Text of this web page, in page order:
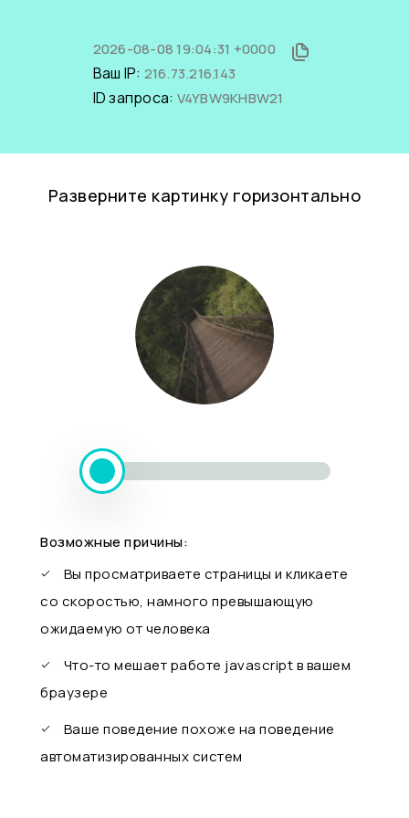
2026-08-08 19:04:31 +0000
Ваш IP: 216.73.216.143
ID запроса: V4YBW9KHBW21
Разверните картинку горизонтально
Возможные причины:
Вы просматриваете страницы и кликаете
со скоростью, намного превышающую
ожидаемую от человека
Что-то мешает работе javascript в вашем
браузере
Ваше поведение похоже на поведение
автоматизированных систем